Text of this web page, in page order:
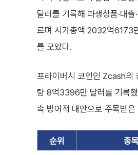
달러를 기록해 파생상품·대
르며 시가총액 2032억6173
를 모았다.
프라이버시 코인인 Zcash의
량 8억3396만 달러를 기록
속 방어적 대안으로 주목받은